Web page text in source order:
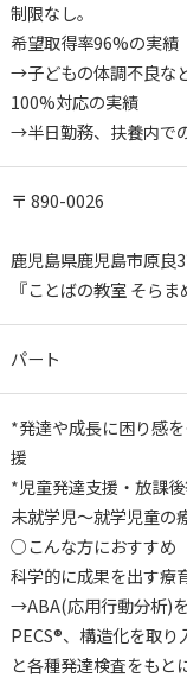
ン説明会へのエントリー
制限なし。
希望取得率96%の実績
→子どもの体調不良な
100%対応の実績
→半日勤務、扶養内で
〒 890-0026
鹿児島県鹿児島市原良
『ことばの教室 そらま
パート
*発達や成長に困り感
援
*児童発達支援・放課
未就学児〜就学児童の
○こんな方におすすめ
科学的に成果を出す療
→ABA(応用行動分析)を
PECS®、構造化を取
と各種発達検査をもと